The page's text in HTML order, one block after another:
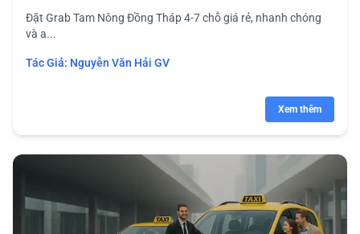
Đặt Grab Tam Nông Đồng Tháp 4-7 chỗ giá rẻ, nhanh chóng
và a...
Tác Giả: Nguyễn Văn Hải GV
Xem thêm